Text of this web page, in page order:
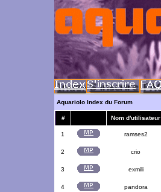
Aquariolo Index du Forum
# Nom d'utilisateur
1 ramses2
2 crio
3 exmili
4 pandora